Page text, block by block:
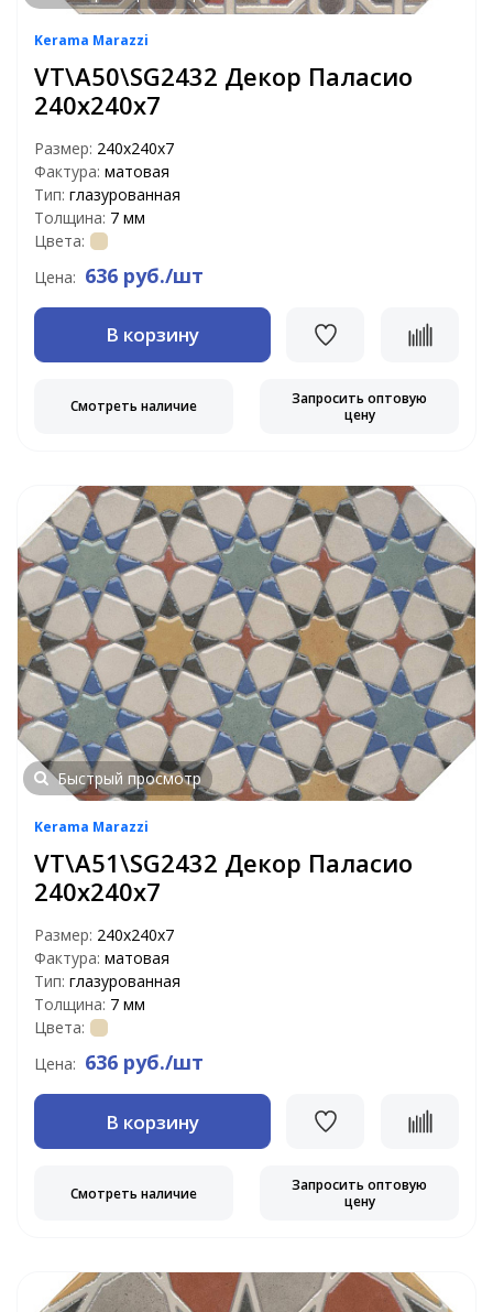
Kerama Marazzi
VT\A50\SG2432 Декор Паласио
240х240х7
Размер: 240х240х7
Фактура: матовая
Тип: глазурованная
Толщина: 7 мм
Цвета:
Цена: 636 руб./шт
В корзину
Смотреть наличие
Запросить оптовую
цену
Быстрый просмотр
Kerama Marazzi
VT\A51\SG2432 Декор Паласио
240х240х7
Размер: 240х240х7
Фактура: матовая
Тип: глазурованная
Толщина: 7 мм
Цвета:
Цена: 636 руб./шт
В корзину
Смотреть наличие
Запросить оптовую
цену